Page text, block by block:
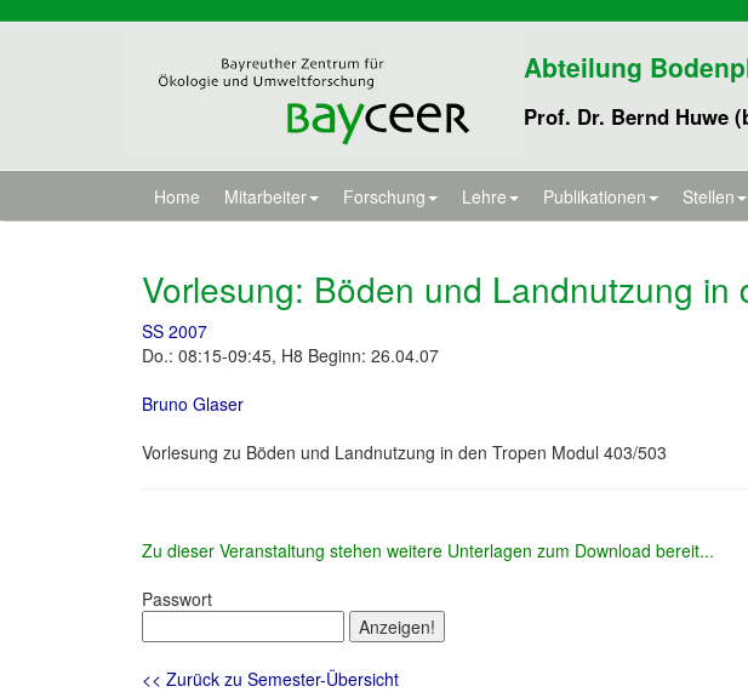
Abteilung
Prof. Dr. Bernd Huwe
Home Mitarbeiter Forschung Lehre Publikationen Stellen
Vorlesung: Böden und Landnutzung in
SS 2007
Do.: 08:15-09:45, H8 Beginn: 26.04.07
Bruno Glaser
Vorlesung zu Böden und Landnutzung in den Tropen Modul 403/503
Zu dieser Veranstaltung stehen weitere Unterlagen zum Download bereit...
Passwort
<< Zurück zu Semester-Übersicht